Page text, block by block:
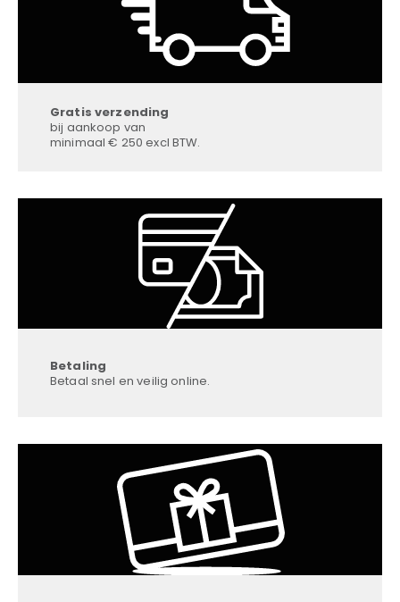
Gratis verzending
bij aankoop van
minimaal € 250 excl BTW.
Betaling
Betaal snel en veilig online.